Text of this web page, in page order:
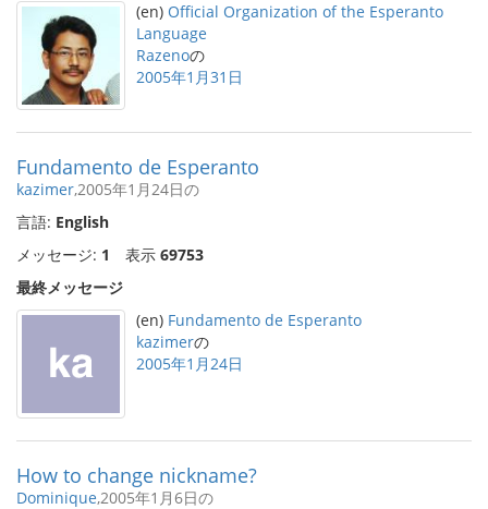
(en) Official Organization of the Esperanto
Language
Razenoの
2005年1月31日
Fundamento de Esperanto
kazimer,2005年1月24日の
言語: English
メッセージ: 1 表示 69753
最終メッセージ
(en) Fundamento de Esperanto
kazimerの
2005年1月24日
How to change nickname?
Dominique,2005年1月6日の